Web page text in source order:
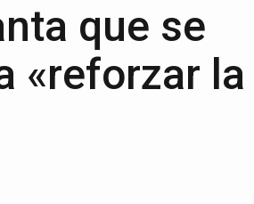
que se
«reforzar la